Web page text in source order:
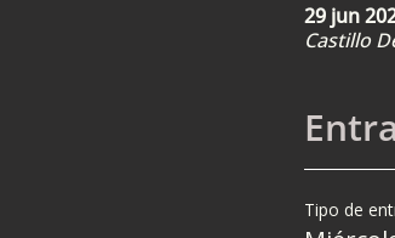
29 jun
Castillo
Tipo de